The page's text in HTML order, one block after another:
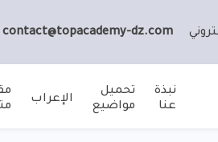
contact@topacademy-dz.com
نبذة
عنا
تحميل
مواضيع
الإعراب